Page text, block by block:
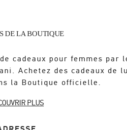
DE LA BOUTIQUE
cadeaux pour femmes par
Achetez des cadeaux de
la Boutique officielle.
PLUS